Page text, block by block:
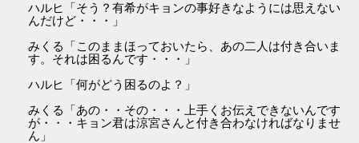
ハルヒ「そう？有希がキョンの事好きなようには思えない
んだけど・・・」
みくる「このままほっておいたら、あの二人は付き合いま
す。それは困るんです・・・」
ハルヒ「何がどう困るのよ？」
みくる「あの・・その・・・上手くお伝えできないんです
が・・・キョン君は涼宮さんと付き合わなければなりませ
ん」